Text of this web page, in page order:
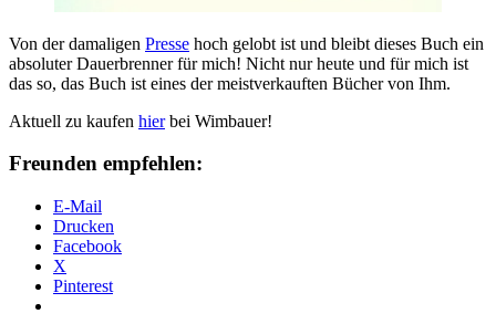
Von der damaligen Presse hoch gelobt ist und bleibt dieses Buch ein
absoluter Dauerbrenner für mich! Nicht nur heute und für mich ist
das so, das Buch ist eines der meistverkauften Bücher von Ihm.
Aktuell zu kaufen hierbei Wimbauer!
Freunden empfehlen:
E-Mail
Drucken
Facebook
X
Pinterest